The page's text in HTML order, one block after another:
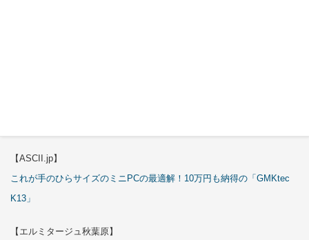
【ASCII.jp】
これが手のひらサイズのミニPCの最適解！10万円も納得の「GMKtec
K13」
【エルミタージュ秋葉原】